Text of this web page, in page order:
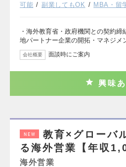
可能
副業してもOK MBA・留
・海外教育省・政府機関との契約
地パートナー企業の開拓・マネジメ
会社概要 面談時にご案内
興味あ
NEW
教育×グローバ
る海外営業【年収
海外営業